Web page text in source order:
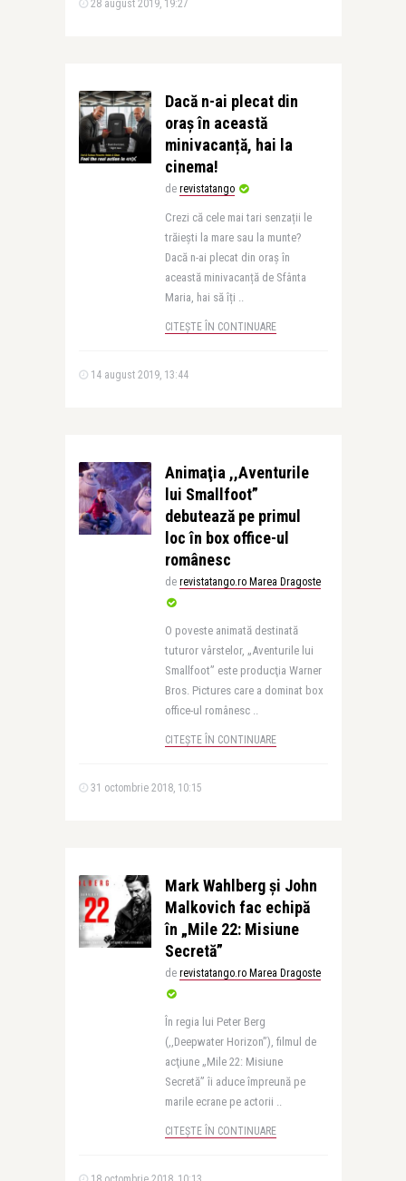
28 august 2019, 19:27
Dacă n-ai plecat din
oraș în această
minivacanță, hai la
cinema!
de revistatango
Crezi că cele mai tari senzații le
trăiești la mare sau la munte?
Dacă n-ai plecat din oraș în
această minivacanță de Sfânta
Maria, hai să îți ..
CITEȘTE ÎN CONTINUARE
14 august 2019, 13:44
Animaţia ,,Aventurile
lui Smallfoot”
debutează pe primul
loc în box office-ul
românesc
de revistatango.ro Marea Dragoste
O poveste animată destinată
tuturor vârstelor, „Aventurile lui
Smallfoot” este producţia Warner
Bros. Pictures care a dominat box
office-ul românesc ..
CITEȘTE ÎN CONTINUARE
31 octombrie 2018, 10:15
Mark Wahlberg şi John
Malkovich fac echipă
în „Mile 22: Misiune
Secretă”
de revistatango.ro Marea Dragoste
În regia lui Peter Berg
(,,Deepwater Horizon”), filmul de
acţiune „Mile 22: Misiune
Secretă” îi aduce împreună pe
marile ecrane pe actorii ..
CITEȘTE ÎN CONTINUARE